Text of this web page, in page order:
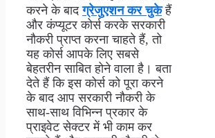
करने के बादग्रेजुएशन कर चुकेहैं
और कंप्यूटर कोर्स करके सरकारी
नौकरी प्राप्त करना चाहते हैं, तो
यह कोर्स आपके लिए सबसे
बेहतरीन साबित होने वाला है। बता
देते हैं कि इस कोर्स को पूरा करने
के बाद आप सरकारी नौकरी के
साथ-साथ विभिन्न प्रकार के
प्राइवेट सेक्टर में भी काम कर